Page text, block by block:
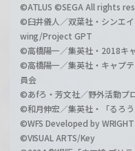
©ATLUS ©SEGA All rights
©臼井儀人／双葉社・シンエ
wing/Project GPT
©高橋陽一／集英社・2018キ
©高橋陽一／集英社・キャプ
員会
©あfろ・芳文社／野外活動プ
©和月伸宏／集英社・「るろ
©WFS Developed by WRIGHT
©VISUAL ARTS/Key